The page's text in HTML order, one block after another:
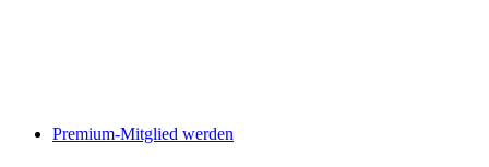
Premium-Mitglied werden